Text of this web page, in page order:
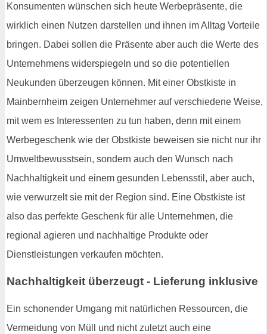
Konsumenten wünschen sich heute Werbepräsente, die
wirklich einen Nutzen darstellen und ihnen im Alltag Vorteile
bringen. Dabei sollen die Präsente aber auch die Werte des
Unternehmens widerspiegeln und so die potentiellen
Neukunden überzeugen können. Mit einer Obstkiste in
Mainbernheim zeigen Unternehmer auf verschiedene Weise,
mit wem es Interessenten zu tun haben, denn mit einem
Werbegeschenk wie der Obstkiste beweisen sie nicht nur ihr
Umweltbewusstsein, sondern auch den Wunsch nach
Nachhaltigkeit und einem gesunden Lebensstil, aber auch,
wie verwurzelt sie mit der Region sind. Eine Obstkiste ist
also das perfekte Geschenk für alle Unternehmen, die
regional agieren und nachhaltige Produkte oder
Dienstleistungen verkaufen möchten.
Nachhaltigkeit überzeugt - Lieferung inklusive
Ein schonender Umgang mit natürlichen Ressourcen, die
Vermeidung von Müll und nicht zuletzt auch eine